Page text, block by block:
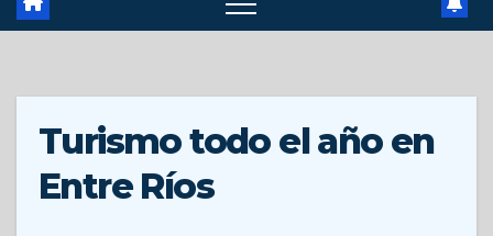
Turismo todo el año en
Entre Ríos